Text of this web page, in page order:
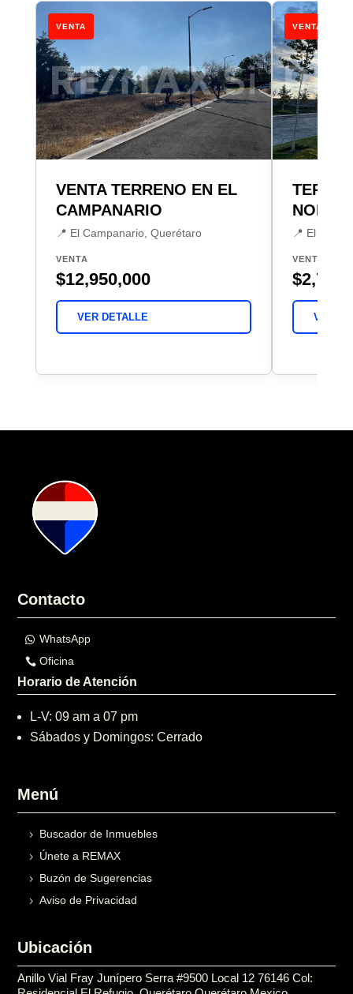
VENTA
VENTA TERRENO EN EL
CAMPANARIO
📍 El Campanario, Querétaro
VENTA
$12,950,000
VER DETALLE
VENTA
NORTE
📍 El
VENTA
VER
Contacto
WhatsApp
Oficina
Horario de Atención
L-V: 09 am a 07 pm
Sábados y Domingos: Cerrado
Menú
Buscador de Inmuebles
Únete a REMAX
Buzón de Sugerencias
Aviso de Privacidad
Ubicación
Anillo Vial Fray Junípero Serra #9500 Local 12 76146 Col: